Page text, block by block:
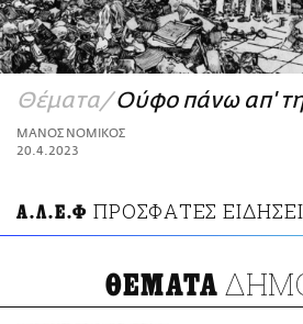
ΑΜΠΑ
PRINT
Θέματα Ούφο πάνω απ'
ΜΑΝΟΣ ΝΟΜΙΚΟΣ
20.4.2023
Α.Λ.Ε.Φ ΠΡΟΣΦΑΤΕΣ
ΘΕΜΑΤΑ